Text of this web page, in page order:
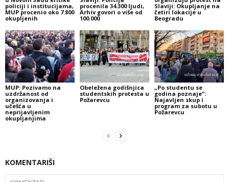
policiji i institucijama,
MUP procenio oko 7.800
okupljenih
procenila 34.300 ljudi,
Arhiv govori o više od
100.000
Slaviji: Okupljanje na
četiri lokacije u
Beogradu
MUP: Pozivamo na
uzdržanost od
organizovanja i
učešća u
neprijavljenim
okupljanjima
Obeležena godišnjica
studentskih protesta u
Požarevcu
„Po studentu se
godina poznaje“:
Najavljen skup i
program za subotu u
Požarevcu
KOMENTARIŠI